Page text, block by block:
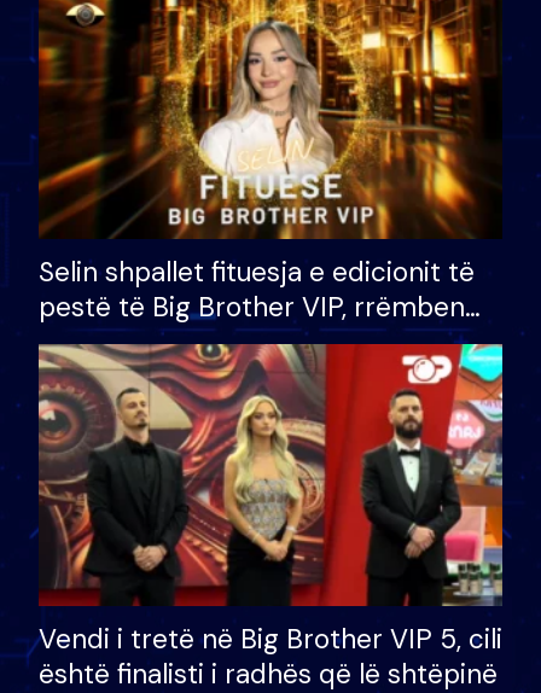
Selin shpallet fituesja e edicionit të
pestë të Big Brother VIP, rrëmben
çmimin e madh prej 100 mijë eurosh
Vendi i tretë në Big Brother VIP 5, cili
është finalisti i radhës që lë shtëpinë